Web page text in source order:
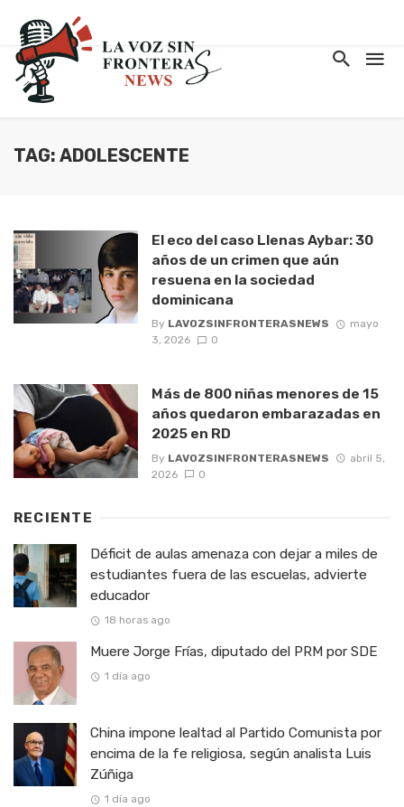
TAG: ADOLESCENTE
El eco del caso Llenas Aybar: 30
años de un crimen que aún
resuena en la sociedad
dominicana
By LAVOZSINFRONTERASNEWS
mayo
3, 2026
0
Más de 800 niñas menores de 15
años quedaron embarazadas en
2025 en RD
By LAVOZSINFRONTERASNEWS
abril 5,
2026
0
RECIENTE
Déficit de aulas amenaza con dejar a miles de
estudiantes fuera de las escuelas, advierte
educador
18 horas ago
Muere Jorge Frías, diputado del PRM por SDE
1 día ago
China impone lealtad al Partido Comunista por
encima de la fe religiosa, según analista Luis
Zúñiga
1 día ago